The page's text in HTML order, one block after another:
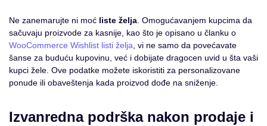
Ne zanemarujte ni moć liste želja . Omogućavanjem kupcima da
sačuvaju proizvode za kasnije, kao što je opisano u članku o
WooCommerce Wishlist listi želja , vi ne samo da povećavate
šanse za buduću kupovinu, već i dobijate dragocen uvid u šta vaši
kupci žele. Ove podatke možete iskoristiti za personalizovane
ponude ili obaveštenja kada proizvod dođe na sniženje.
Izvanredna podrška nakon prodaje i